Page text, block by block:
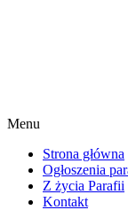
Menu
Strona główna
Ogłoszenia
Z życia Parafii
Kontakt